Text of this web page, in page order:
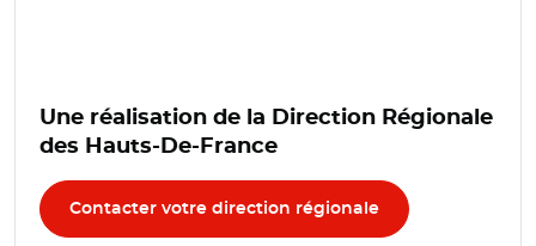
Une réalisation de la Direction Régionale
des Hauts-De-France
Contacter votre direction régionale